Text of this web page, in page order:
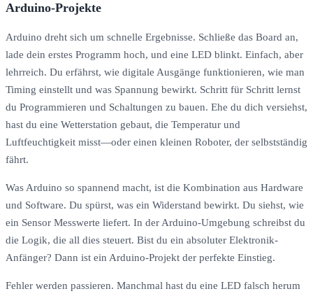
Arduino-Projekte
Arduino dreht sich um schnelle Ergebnisse. Schließe das Board an,
lade dein erstes Programm hoch, und eine LED blinkt. Einfach, aber
lehrreich. Du erfährst, wie digitale Ausgänge funktionieren, wie man
Timing einstellt und was Spannung bewirkt. Schritt für Schritt lernst
du Programmieren und Schaltungen zu bauen. Ehe du dich versiehst,
hast du eine Wetterstation gebaut, die Temperatur und
Luftfeuchtigkeit misst—oder einen kleinen Roboter, der selbstständig
fährt.
Was Arduino so spannend macht, ist die Kombination aus Hardware
und Software. Du spürst, was ein Widerstand bewirkt. Du siehst, wie
ein Sensor Messwerte liefert. In der Arduino-Umgebung schreibst du
die Logik, die all dies steuert. Bist du ein absoluter Elektronik-
Anfänger? Dann ist ein Arduino-Projekt der perfekte Einstieg.
Fehler werden passieren. Manchmal hast du eine LED falsch herum